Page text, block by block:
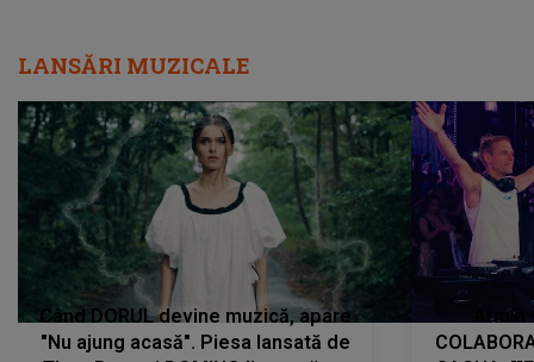
LANSĂRI MUZICALE
Când DORUL devine muzică, apare
"Nu ajung acasă". Piesa lansată de